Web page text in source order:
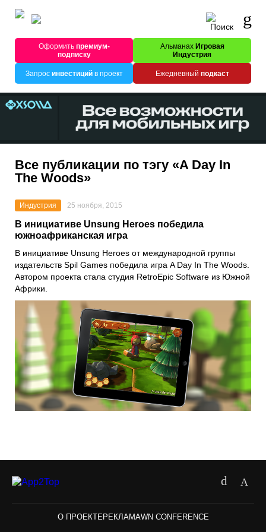
Оформитьпремиум-
подписку
Альманах Игровая
Индустрия
Запрос инвестицийв проект Ежедневный подкаст
Все публикации по тэгу «A Day In
The Woods»
Индустрия 25 ноября, 2015
В инициативе Unsung Heroes победила
южноафриканская игра
В инициативе Unsung Heroes от международной группы
издательств Spil Games победила игра A Day In The Woods.
Автором проекта стала студия RetroEpic Software из Южной
Африки.
О ПРОЕКТЕРЕКЛАМАWN CONFERENCE